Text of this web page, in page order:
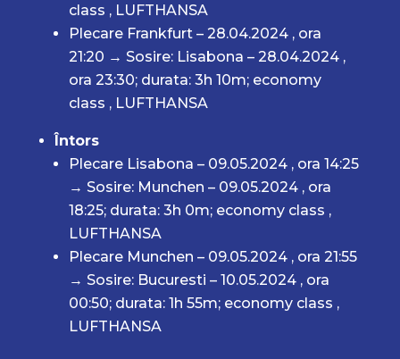
class , LUFTHANSA
Plecare Frankfurt – 28.04.2024 , ora
21:20 → Sosire: Lisabona – 28.04.2024 ,
ora 23:30; durata: 3h 10m; economy
class , LUFTHANSA
Întors
Plecare Lisabona – 09.05.2024 , ora 14:25
→ Sosire: Munchen – 09.05.2024 , ora
18:25; durata: 3h 0m; economy class ,
LUFTHANSA
Plecare Munchen – 09.05.2024 , ora 21:55
→ Sosire: Bucuresti – 10.05.2024 , ora
00:50; durata: 1h 55m; economy class ,
LUFTHANSA